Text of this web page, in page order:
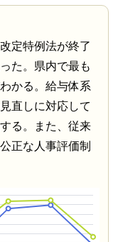
定特例法が終了
た。県内で最も
かる。給与体系
直しに対応して
る。また、従来
正な人事評価制